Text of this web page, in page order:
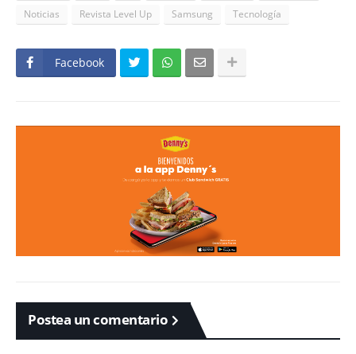
Noticias
Revista Level Up Samsung Tecnología
Facebook
Postea un comentario